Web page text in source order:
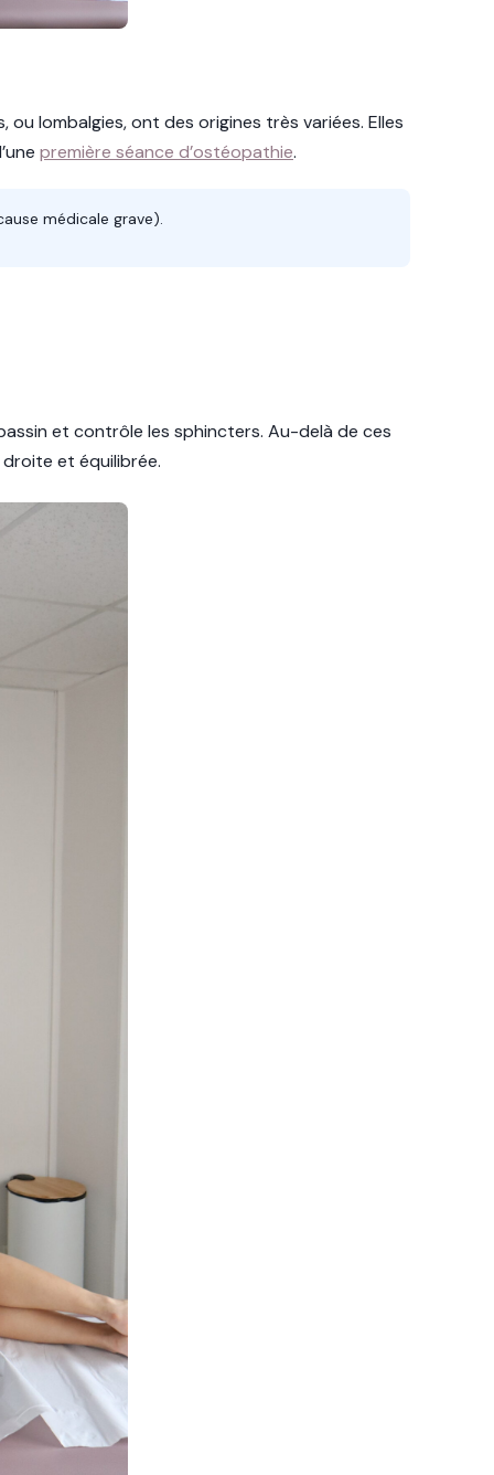
lombalgies, ont des origines très variées. Elles
première séance d’ostéopathie.
médicale grave).
et contrôle les sphincters. Au-delà de ces
et équilibrée.